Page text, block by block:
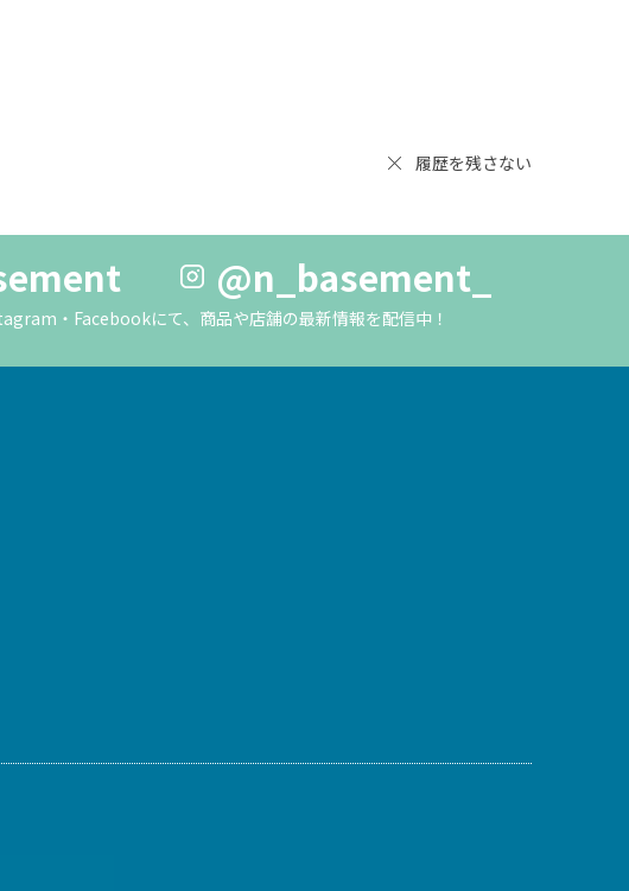
履歴を残さない
@n_basement_
・Facebookにて、商品や店舗の最新情報を配信中！